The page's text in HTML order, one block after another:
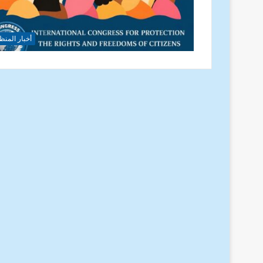
أخبار